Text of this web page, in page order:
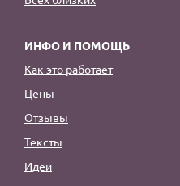
ИНФО И ПОМОЩЬ
Как это работает
Цены
Отзывы
Тексты
Идеи